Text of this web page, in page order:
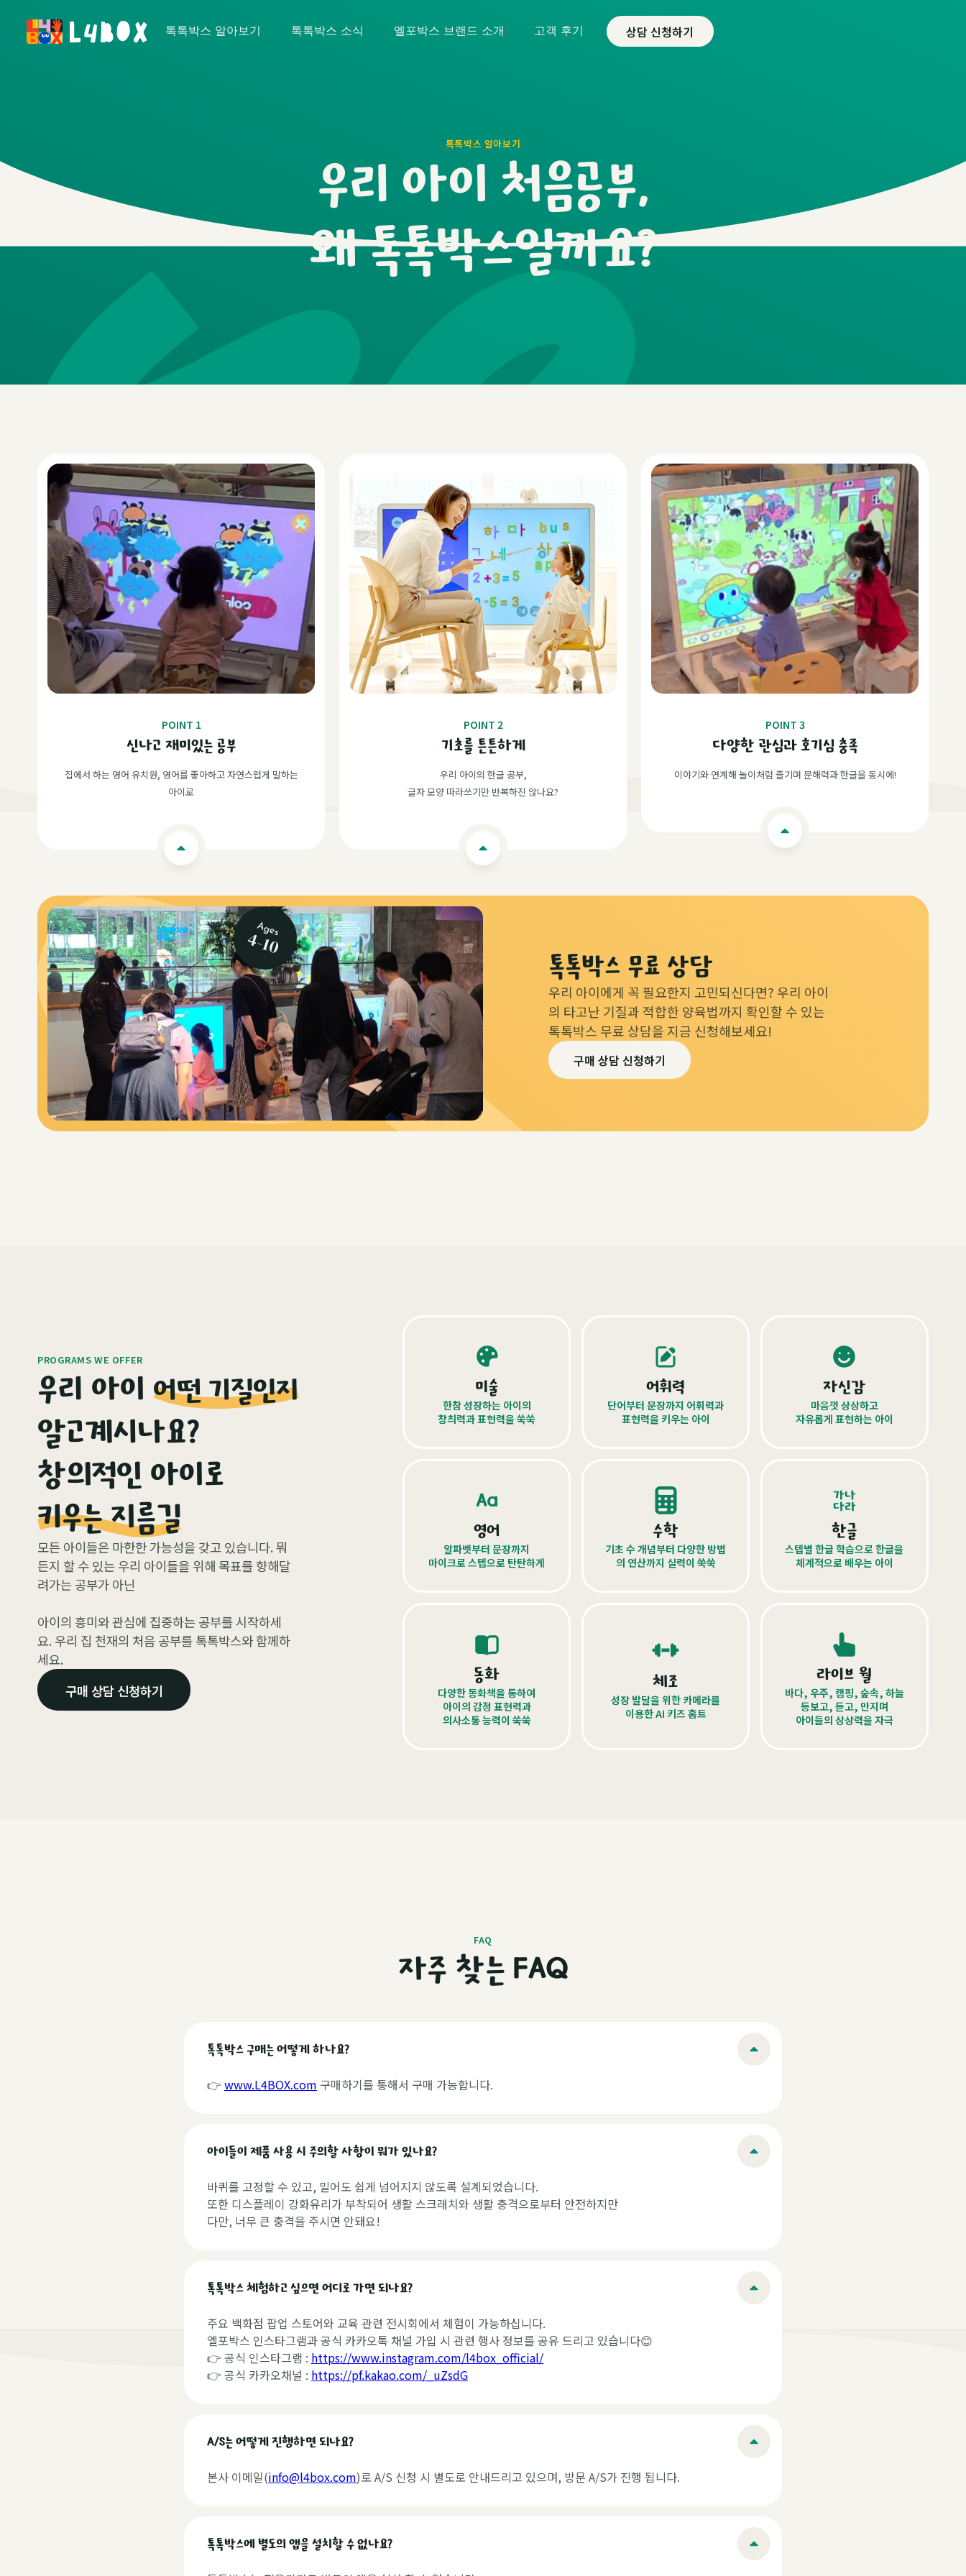
톡톡박스 알아보기 톡톡박스 소식 엘포박스 브랜드 소개 고객 후기 상담 신청하기
톡톡박스 알아보기
우리 아이 처음공부,
왜 톡톡박스일까요?
POINT 1
신나고 재미있는 공부
집에서 하는 영어 유치원, 영어를 좋아하고 자연스럽게 말하는
아이로
POINT 2
기초를 튼튼하게
우리 아이의 한글 공부,
글자 모양 따라쓰기만 반복하진 않나요?
POINT 3
다양한 관심과 호기심 충족
이야기와 연계해 놀이처럼 즐기며 문해력과 한글을 동시에!
Ages
4-10
톡톡박스 무료 상담
우리 아이에게 꼭 필요한지 고민되신다면? 우리 아이
의 타고난 기질과 적합한 양육법까지 확인할 수 있는
톡톡박스 무료 상담을 지금 신청해보세요!
구매 상담 신청하기
PROGRAMS WE OFFER
우리 아이 어떤 기질인지
알고계시나요?
창의적인 아이로
키우는 지름길
모든 아이들은 마한한 가능성을 갖고 있습니다. 뭐
든지 할 수 있는 우리 아이들을 위해 목표를 향해달
려가는 공부가 아닌
아이의 흥미와 관심에 집중하는 공부를 시작하세
요. 우리 집 천재의 처음 공부를 톡톡박스와 함께하
세요.
구매 상담 신청하기
미술
한참 성장하는 아이의
창츼력과 표현력을 쑥쑥
어휘력
단어부터 문장까지 어휘력과
표현력을 키우는 아이
자신감
마음껏 상상하고
자유롭게 표현하는 아이
영어
알파벳부터 문장까지
마이크로 스텝으로 탄탄하게
수학
기초 수 개념부터 다양한 방법
의 연산까지 실력이 쑥쑥
한글
스텝별 한글 학습으로 한글을
체계적으로 배우는 아이
동화
다양한 동화책을 통하여
아이의 감정 표현력과
의사소통 능력이 쑥쑥
체조
성장 발달을 위한 카메라를
이용한 AI 키즈 홈트
라이브 월
바다, 우주, 캠핑, 숲속, 하늘
등보고, 듣고, 만지며
아이들의 상상력을 자극
FAQ
자주 찾는 FAQ
톡톡박스 구매는 어떻게 하나요?
👉 www.L4BOX.com 구매하기를 통해서 구매 가능합니다.
아이들이 제품 사용 시 주의할 사항이 뭐가 있나요?
바퀴를 고정할 수 있고, 밀어도 쉽게 넘어지지 않도록 설계되었습니다.
또한 디스플레이 강화유리가 부착되어 생활 스크래치와 생활 충격으로부터 안전하지만
다만, 너무 큰 충격을 주시면 안돼요!
톡톡박스 체험하고 싶으면 어디로 가면 되나요?
주요 백화점 팝업 스토어와 교육 관련 전시회에서 체험이 가능하십니다.
엘포박스 인스타그램과 공식 카카오톡 채널 가입 시 관련 행사 정보를 공유 드리고 있습니다😊
👉 공식 인스타그램 : https://www.instagram.com/l4box_official/
👉 공식 카카오채널 : https://pf.kakao.com/_uZsdG
A/S는 어떻게 진행하면 되나요?
본사 이메일(info@l4box.com)로 A/S 신청 시 별도로 안내드리고 있으며, 방문 A/S가 진행 됩니다.
톡톡박스에 별도의 앱을 설치할 수 없나요?